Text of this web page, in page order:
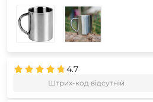
4.7
Штрих-код відсутній